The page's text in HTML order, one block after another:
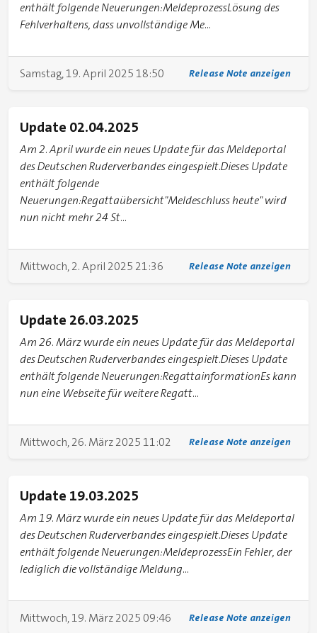
enthält folgende Neuerungen:MeldeprozessLösung des
Fehlverhaltens, dass unvollständige Me...
Samstag, 19. April 2025 18:50 Release Note anzeigen
Update 02.04.2025
Am 2. April wurde ein neues Update für das Meldeportal
des Deutschen Ruderverbandes eingespielt.Dieses Update
enthält folgende
Neuerungen:Regattaübersicht"Meldeschluss heute" wird
nun nicht mehr 24 St...
Mittwoch, 2. April 2025 21:36 Release Note anzeigen
Update 26.03.2025
Am 26. März wurde ein neues Update für das Meldeportal
des Deutschen Ruderverbandes eingespielt.Dieses Update
enthält folgende Neuerungen:RegattainformationEs kann
nun eine Webseite für weitere Regatt...
Mittwoch, 26. März 2025 11:02 Release Note anzeigen
Update 19.03.2025
Am 19. März wurde ein neues Update für das Meldeportal
des Deutschen Ruderverbandes eingespielt.Dieses Update
enthält folgende Neuerungen:MeldeprozessEin Fehler, der
lediglich die vollständige Meldung...
Mittwoch, 19. März 2025 09:46 Release Note anzeigen